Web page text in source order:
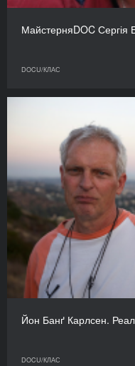
МайстерняDOC Сергія
DOCU/КЛАС
Йон Банґ Карлсен.
DOCU/КЛАС